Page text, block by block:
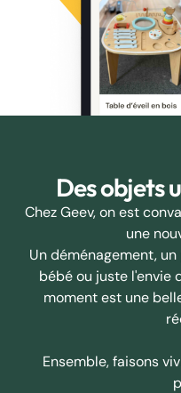
Des objets
Chez Geev, on est
une
Un déménagement,
bébé ou juste l'envie
moment est une
Ensemble, faisons